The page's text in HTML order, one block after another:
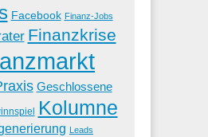
Facebook Finanz-Jobs
Finanzkrise
Geschlossene
Kolumne
Leads